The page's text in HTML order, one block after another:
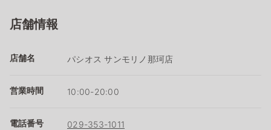
店舗情報
店舗名 パシオス サンモリノ那珂店
営業時間 10:00-20:00
電話番号 029-353-1011